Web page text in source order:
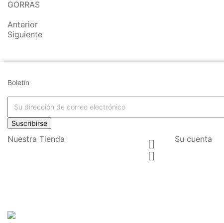
GORRAS
Anterior
Siguiente
Boletín
Suscribirse
Nuestra Tienda


Su cuenta